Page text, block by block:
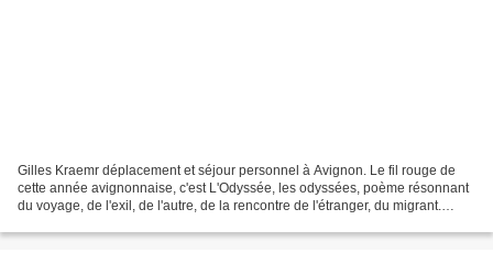
Gilles Kraemr déplacement et séjour personnel à Avignon. Le fil rouge de
cette année avignonnaise, c'est L'Odyssée, les odyssées, poème résonnant
du voyage, de l'exil, de l'autre, de la rencontre de l'étranger, du migrant.